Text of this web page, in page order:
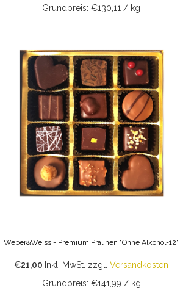
Grundpreis: €130,11 / kg
Weber&Weiss - Premium Pralinen "Ohne Alkohol-12"
€21,00 Inkl. MwSt. zzgl. Versandkosten
Grundpreis: €141,99 / kg